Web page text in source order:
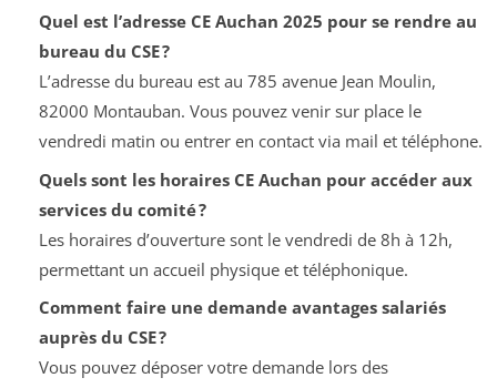
Quel est l’adresse CE Auchan 2025 pour se rendre au
bureau du CSE ?
L’adresse du bureau est au 785 avenue Jean Moulin,
82000 Montauban. Vous pouvez venir sur place le
vendredi matin ou entrer en contact via mail et téléphone.
Quels sont les horaires CE Auchan pour accéder aux
services du comité ?
Les horaires d’ouverture sont le vendredi de 8h à 12h,
permettant un accueil physique et téléphonique.
Comment faire une demande avantages salariés
auprès du CSE ?
Vous pouvez déposer votre demande lors des